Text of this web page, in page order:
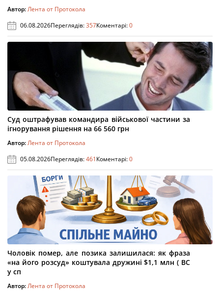
Автор:Лента от Протокола
06.08.2026Переглядів:357Коментарі:0
Суд оштрафував командира військової частини за
ігнорування рішення на 66 560 грн
Автор:Лента от Протокола
05.08.2026Переглядів:461Коментарі:0
Чоловік помер, але позика залишилася: як фраза
«на його розсуд» коштувала дружині $1,1 млн ( ВС
у сп
Автор:Лента от Протокола